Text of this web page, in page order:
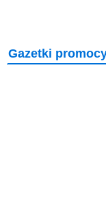
Gazetki